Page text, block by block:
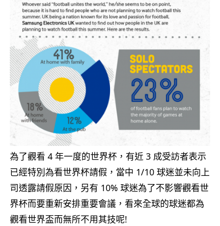
為了觀看 4 年一度的世界杯，有近 3 成受訪者表示
已經特別為看世界杯請假，當中 1/10 球迷並未向上
司透露請假原因，另有 10% 球迷為了不影響觀看世
界杯而要重新安排重要會議，看來全球的球迷都為
觀看世界盃而無所不用其技呢!